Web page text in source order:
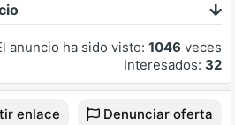
anuncio ha sido visto: 1046 veces
Interesados: 32
enlace Denunciar oferta